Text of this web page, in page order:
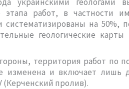
этапа работ, в частности
систематизированы на 50%,
геологические карты
территория работ по
изменена и включает лишь
(Керченский пролив).